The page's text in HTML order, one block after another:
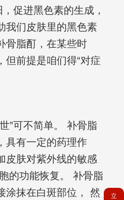
促进黑色素的生成，
我们皮肤里的黑色素
骨脂酊，在某些时
但前提是咱们得“对症
”可不简单。 补骨脂
具有一定的药理作
皮肤对紫外线的敏感
的功能恢复。 补骨脂
涂抹在白斑部位， 然
立